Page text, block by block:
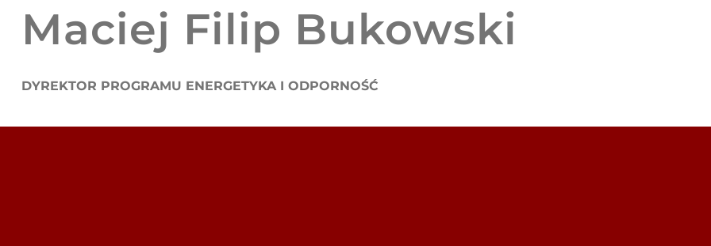
Maciej Filip Bukowski
DYREKTOR PROGRAMU ENERGETYKA I ODPORNOŚĆ